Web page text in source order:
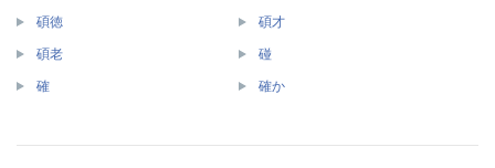
碩徳 碩才
碩老 碰
確 確か